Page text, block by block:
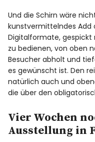
Und die Schirn wäre
kunstvermittelndes Add
Digitalformate, gespickt
zu bedienen, von oben
Besucher abholt und
es gewünscht ist. Den
natürlich auch und
die über den
Vier Wochen
Ausstellung in